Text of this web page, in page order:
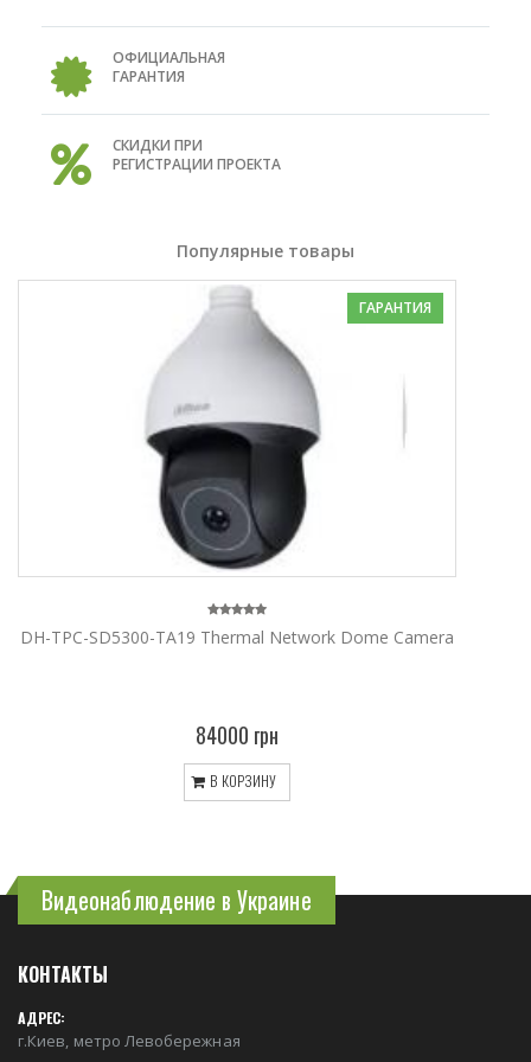
ОФИЦИАЛЬНАЯ
ГАРАНТИЯ
СКИДКИ ПРИ
РЕГИСТРАЦИИ ПРОЕКТА
Популярные товары
ГАРАНТИЯ
DH-TPC-SD5300-TA19 Thermal Network Dome Camera
84000 грн
В КОРЗИНУ
Видеонаблюдение в Украине
КОНТАКТЫ
АДРЕС:
г.Киев, метро Левобережная